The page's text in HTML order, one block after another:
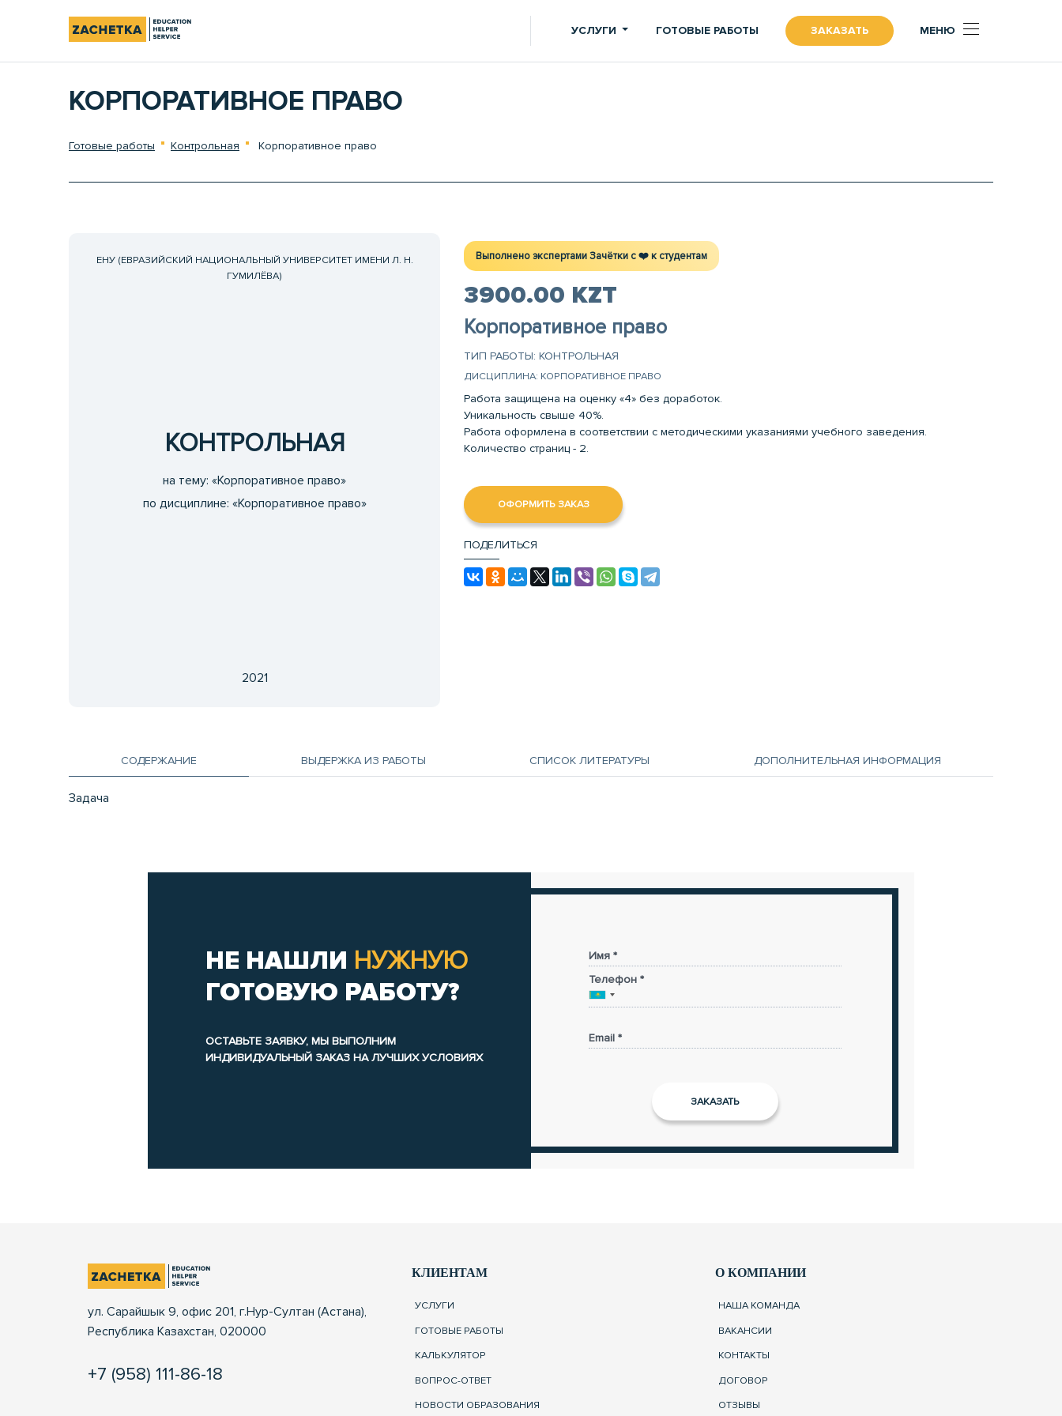
УСЛУГИ ГОТОВЫЕ РАБОТЫ ЗАКАЗАТЬ МЕНЮ
КОРПОРАТИВНОЕ ПРАВО
Готовые работы Контрольная Корпоративное право
ЕНУ (ЕВРАЗИЙСКИЙ НАЦИОНАЛЬНЫЙ УНИВЕРСИТЕТ ИМЕНИ Л. Н.
ГУМИЛЁВА)
КОНТРОЛЬНАЯ
на тему: «Корпоративное право»
по дисциплине: «Корпоративное право»
2021
Выполнено экспертами Зачётки c ❤️ к студентам
3900.00 KZT
Корпоративное право
ТИП РАБОТЫ: КОНТРОЛЬНАЯ
ДИСЦИПЛИНА: КОРПОРАТИВНОЕ ПРАВО
Работа защищена на оценку «4» без доработок.
Уникальность свыше 40%.
Работа оформлена в соответствии с методическими указаниями учебного заведения.
Количество страниц - 2.
ОФОРМИТЬ ЗАКАЗ
ПОДЕЛИТЬСЯ
СОДЕРЖАНИЕ ВЫДЕРЖКА ИЗ РАБОТЫ СПИСОК ЛИТЕРАТУРЫ ДОПОЛНИТЕЛЬНАЯ ИНФОРМАЦИЯ
Задача
НЕ НАШЛИ НУЖНУЮ
ГОТОВУЮ РАБОТУ?
ОСТАВЬТЕ ЗАЯВКУ, МЫ ВЫПОЛНИМ
ИНДИВИДУАЛЬНЫЙ ЗАКАЗ НА ЛУЧШИХ УСЛОВИЯХ
Имя *
Телефон *
Email *
ул. Сарайшык 9, офис 201, г.Нур-Султан (Астана),
Республика Казахстан, 020000
+7 (958) 111-86-18
КЛИЕНТАМ
УСЛУГИ
ГОТОВЫЕ РАБОТЫ
КАЛЬКУЛЯТОР
ВОПРОС-ОТВЕТ
НОВОСТИ ОБРАЗОВАНИЯ
О КОМПАНИИ
НАША КОМАНДА
ВАКАНСИИ
КОНТАКТЫ
ДОГОВОР
ОТЗЫВЫ